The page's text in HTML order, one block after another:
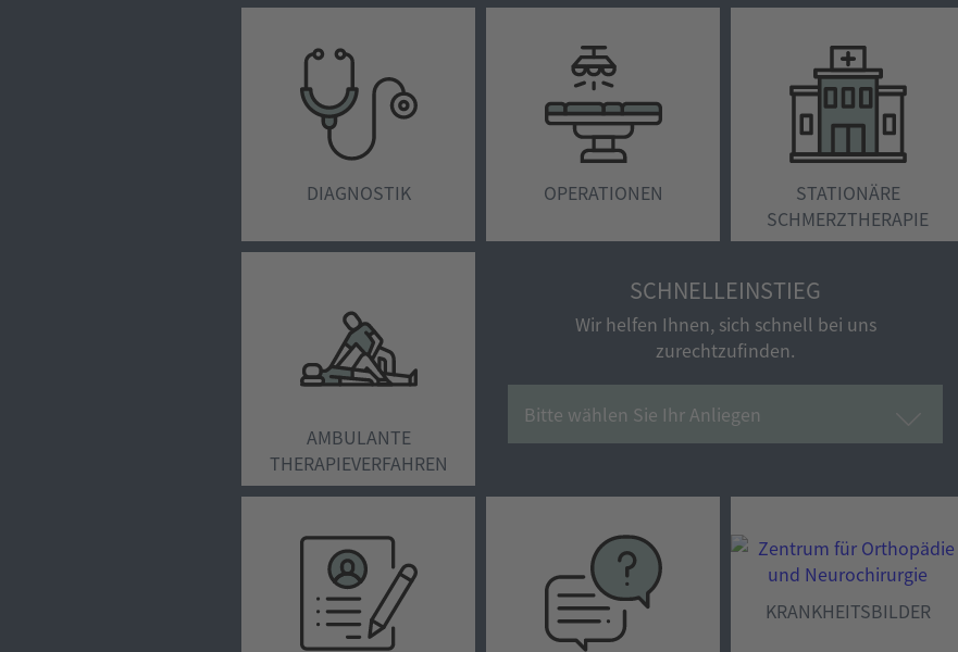
SCHNELLEINSTIEG
Wir helfen Ihnen, sich schnell bei uns
zurechtzufinden.
Bitte wählen Sie Ihr Anliegen
DIAGNOSTIK OPERATIONEN
STATIONÄRE
SCHMERZTHERAPIE
AMBULANTE
THERAPIEVERFAHREN
KRANKHEITSBILDER